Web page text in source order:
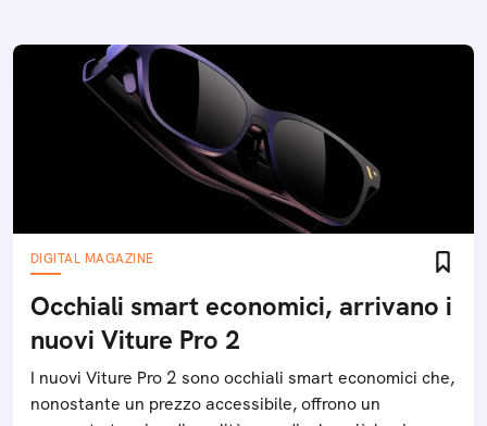
DIGITAL MAGAZINE
Occhiali smart economici, arrivano i
nuovi Viture Pro 2
I nuovi Viture Pro 2 sono occhiali smart economici che,
nonostante un prezzo accessibile, offrono un